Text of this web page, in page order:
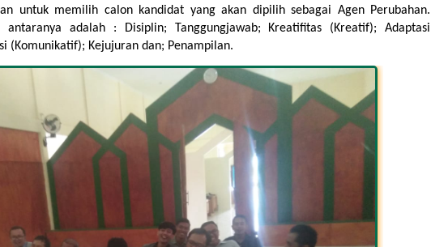
untuk memilih calon kandidat yang akan dipilih sebagai Agen Perubahan.
adalah : Disiplin; Tanggungjawab; Kreatifitas (Kreatif); Adaptasi
(Komunikatif); Kejujuran dan; Penampilan.